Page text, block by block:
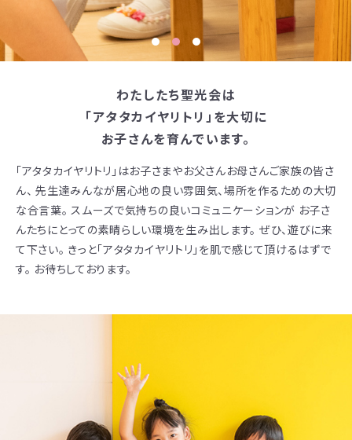
わたしたち聖光会は
「アタタカイヤリトリ」を大切に
お子さんを育んでいます。
「アタタカイヤリトリ」はお子さまやお父さんお母さんご家族の皆さ
ん、先生達みんなが居心地の良い雰囲気、場所を作るための大切
な合言葉。 スムーズで気持ちの良いコミュニケーションが お子さ
んたちにとっての素晴らしい環境を生み出します。 ぜひ、遊びに来
て下さい。 きっと「アタタカイヤリトリ」を肌で感じて頂けるはずで
す。 お待ちしております。